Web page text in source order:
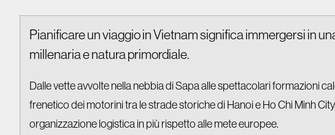
Pianificare un viaggio in Vietnam significa immergersi in
millenaria e natura primordiale.
Dalle vette avvolte nella nebbia di Sapa alle spettacolari formazioni
frenetico dei motorini tra le strade storiche di Hanoi e Ho Chi Minh
organizzazione logistica in più rispetto alle mete europee.